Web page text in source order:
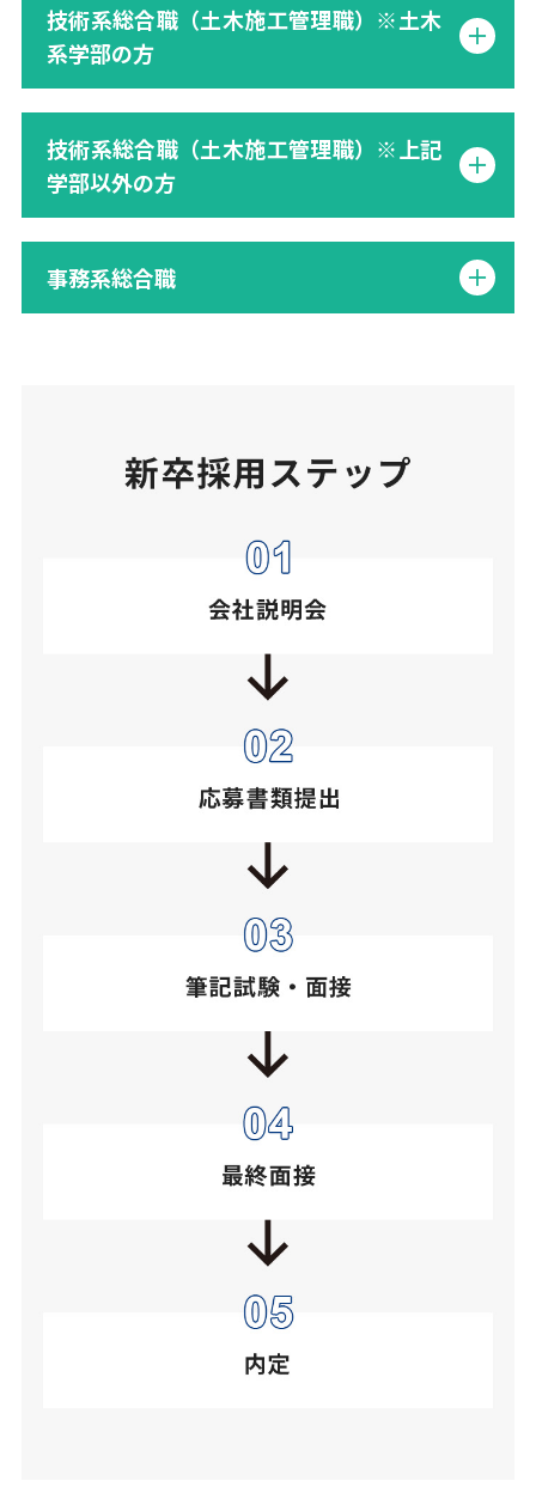
技術系総合職（土木施工管理職）※土木
系学部の方
技術系総合職（土木施工管理職）※上記
学部以外の方
事務系総合職